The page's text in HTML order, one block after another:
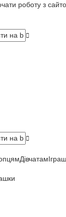
роботу з
Дівчатам